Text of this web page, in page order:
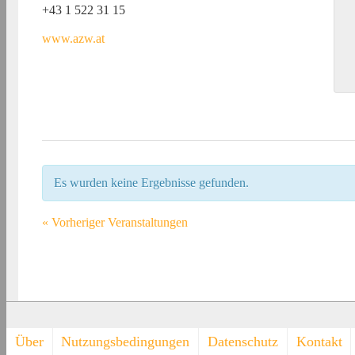
+43 1 522 31 15
www.azw.at
Es wurden keine Ergebnisse gefunden.
« Vorheriger Veranstaltungen
Footer-
Über Nutzungsbedingungen Datenschutz Kontakt